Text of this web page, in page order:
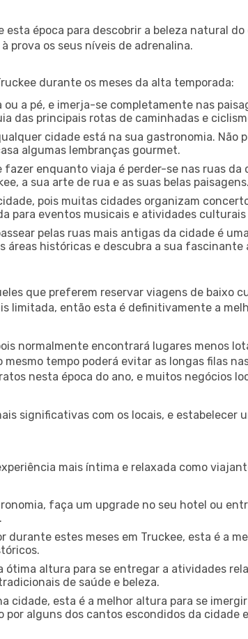
época para descobrir a beleza natural do
prova os seus níveis de adrenalina.
durante os meses da alta temporada:
a pé, e imerja-se completamente nas
das principais rotas de caminhadas e
cidade está na sua gastronomia. Não
algumas lembranças gourmet.
enquanto viaja é perder-se nas ruas da
a sua arte de rua e as suas belas paisagens.
pois muitas cidades organizam
para eventos musicais e atividades
pelas ruas mais antigas da cidade é
áreas históricas e descubra a sua
que preferem reservar viagens de baixo
limitada, então esta é definitivamente a
normalmente encontrará lugares menos
tempo poderá evitar as longas filas
nesta época do ano, e muitos negócios
significativas com os locais, e estabelecer
mais íntima e relaxada como
faça um upgrade no seu hotel ou
durante estes meses em Truckee, esta é a
ótima altura para se entregar a atividades
de saúde e beleza.
cidade, esta é a melhor altura para se
por alguns dos cantos escondidos da cidade